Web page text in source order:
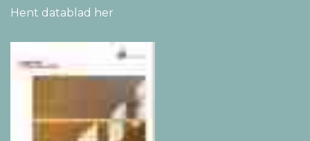
Hent datablad her